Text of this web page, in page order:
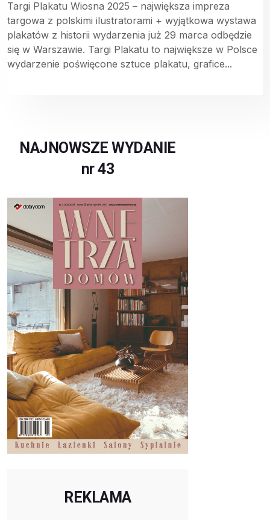
Targi Plakatu Wiosna 2025 – największa impreza
targowa z polskimi ilustratorami + wyjątkowa wystawa
plakatów z historii wydarzenia już 29 marca odbędzie
się w Warszawie. Targi Plakatu to największe w Polsce
wydarzenie poświęcone sztuce plakatu, grafice...
NAJNOWSZE WYDANIE
nr 43
REKLAMA